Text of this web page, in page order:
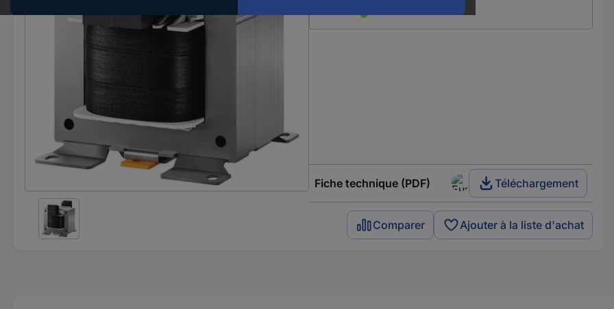
Fiche technique (PDF) Téléchargement
Comparer Ajouter à la liste d'achat